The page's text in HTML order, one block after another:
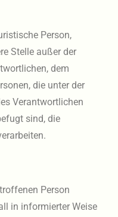
Person,
Stelle außer der
dem
die unter der
Verantwortlichen
sind, die
Person
in informierter Weise